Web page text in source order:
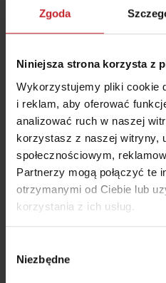
Zgoda
Niniejsza strona korzysta z
Wykorzystujemy pliki cookie
i reklam, aby oferować
analizować ruch w naszej
korzystasz z naszej witryny,
społecznościowym,
Partnerzy mogą połączyć te
otrzymanymi od Ciebie lub
korzystania z ich usług.
zgody
Niezbędne
Maciej